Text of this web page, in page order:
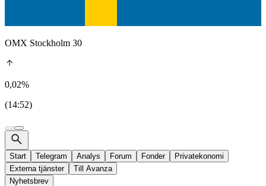
OMX Stockholm 30
0,02%
(14:52)
Start Telegram Analys Forum Fonder
Privatekonomi
Externa tjänster
Till Avanza
Nyhetsbrev